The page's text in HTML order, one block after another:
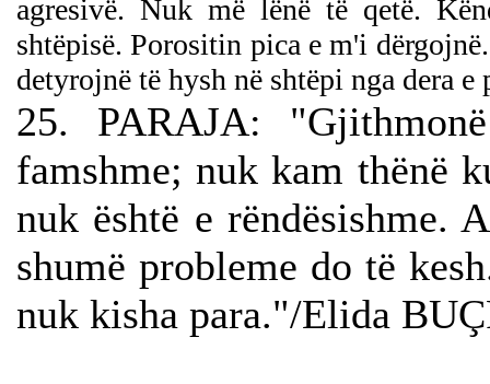
agresivë. Nuk më lënë të qetë.
shtëpisë. Porositin pica e m'i
detyrojnë të hysh në shtëpi nga dera
25. PARAJA:
famshme; nuk kam thënë
nuk është e rëndësishme.
shumë probleme do të
nuk kisha para."/Elida